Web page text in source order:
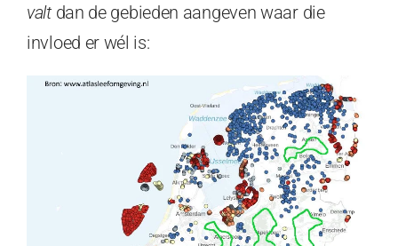
valtdan de gebieden aangeven waar die
invloed er wél is: